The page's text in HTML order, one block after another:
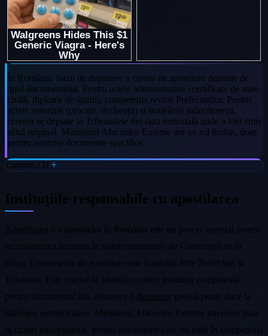
În România, locul de depunere a cererii de apostilare depinde de
tipul documentului. Pentru actele administrative (certificate de stare
civilă, diplome de studii), competența revine Prefecturilor. Pentru
actele notariale (procuri, declarații) și hotărârile judecătorești,
cererea se depune la Tribunalele din raza teritorială unde a fost emis
actul original. Ministerul Afacerilor Externe are un rol limitat, doar
pentru anumite documente specifice.
Cuprins (3)
Instituțiile responsabile cu apostilarea
Apostilarea documentelor în România este un proces esențial pentru
recunoașterea acestora în statele semnatare ale Convenției de la
Haga. Competența de apostilare este împărțită între Prefecturi și
Tribunale. Este crucial să identifici corect instituția competentă
pentru documentul tău, deoarece o depunere greșită poate duce la
întârzieri semnificative. Ministerul Afacerilor Externe intervine doar
în cazuri excepționale, pentru documente care nu intră în competența